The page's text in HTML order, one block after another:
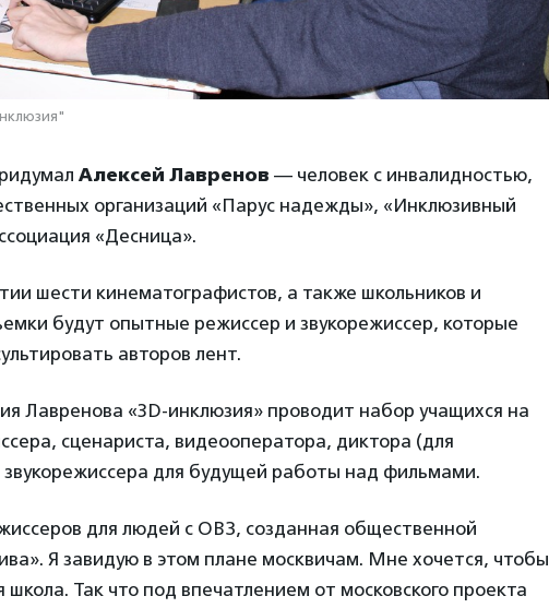
Алексей Лавренов — человек с инвалидностью,
организаций «Парус надежды», «Инклюзивный
«Десница».
шести кинематографистов, а также школьников и
будут опытные режиссер и звукорежиссер, которые
авторов лент.
Лавренова «3D-инклюзия» проводит набор учащихся на
сценариста, видеооператора, диктора (для
звукорежиссера для будущей работы над фильмами.
для людей с ОВЗ, созданная общественной
Я завидую в этом плане москвичам. Мне хочется, чтобы
школа. Так что под впечатлением от московского проекта